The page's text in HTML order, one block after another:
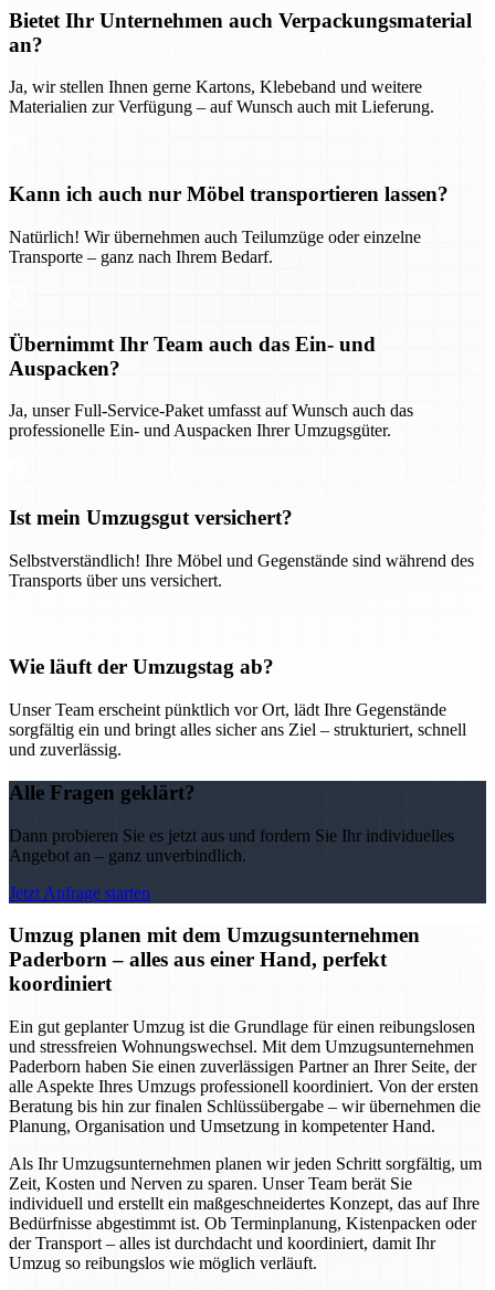
Bietet Ihr Unternehmen auch Verpackungsmaterial
an?
Ja, wir stellen Ihnen gerne Kartons, Klebeband und weitere
Materialien zur Verfügung – auf Wunsch auch mit Lieferung.
Kann ich auch nur Möbel transportieren lassen?
Natürlich! Wir übernehmen auch Teilumzüge oder einzelne
Transporte – ganz nach Ihrem Bedarf.
Übernimmt Ihr Team auch das Ein- und
Auspacken?
Ja, unser Full-Service-Paket umfasst auf Wunsch auch das
professionelle Ein- und Auspacken Ihrer Umzugsgüter.
Ist mein Umzugsgut versichert?
Selbstverständlich! Ihre Möbel und Gegenstände sind während des
Transports über uns versichert.
Wie läuft der Umzugstag ab?
Unser Team erscheint pünktlich vor Ort, lädt Ihre Gegenstände
sorgfältig ein und bringt alles sicher ans Ziel – strukturiert, schnell
und zuverlässig.
Alle Fragen geklärt?
Dann probieren Sie es jetzt aus und fordern Sie Ihr individuelles
Angebot an – ganz unverbindlich.
Jetzt Anfrage starten
Umzug planen mit dem Umzugsunternehmen
Paderborn – alles aus einer Hand, perfekt
koordiniert
Ein gut geplanter Umzug ist die Grundlage für einen reibungslosen
und stressfreien Wohnungswechsel. Mit dem Umzugsunternehmen
Paderborn haben Sie einen zuverlässigen Partner an Ihrer Seite, der
alle Aspekte Ihres Umzugs professionell koordiniert. Von der ersten
Beratung bis hin zur finalen Schlüssübergabe – wir übernehmen die
Planung, Organisation und Umsetzung in kompetenter Hand.
Als Ihr Umzugsunternehmen planen wir jeden Schritt sorgfältig, um
Zeit, Kosten und Nerven zu sparen. Unser Team berät Sie
individuell und erstellt ein maßgeschneidertes Konzept, das auf Ihre
Bedürfnisse abgestimmt ist. Ob Terminplanung, Kistenpacken oder
der Transport – alles ist durchdacht und koordiniert, damit Ihr
Umzug so reibungslos wie möglich verläuft.